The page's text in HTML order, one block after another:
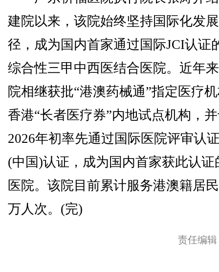
建院以来，该院始终坚持国际化发
径，成为国内首家通过国际JCI认证
综合性三甲中西医结合医院。近年
院相继获批“港澳药械通”指定医疗
香港“长者医疗券”内地试点机构，
2026年初率先通过国际医院评审认
(中国)认证，成为国内首家获此认证
医院。该院目前累计服务港澳籍居
万人次。(完)
责任编